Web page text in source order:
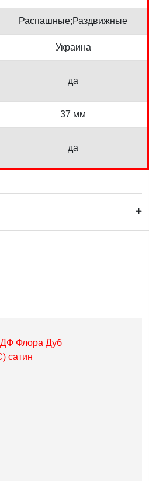
Распашные;Раздвижные
Украина
да
37 мм
да